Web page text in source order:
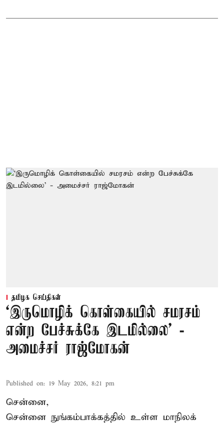
தமிழக செய்திகள்
‘இருமொழிக் கொள்கையில் சமரசம்
என்ற பேச்சுக்கே இடமில்லை’ -
அமைச்சர் ராஜ்மோகன்
Published on: 19 May 2026, 8:21 pm
சென்னை,
சென்னை நுங்கம்பாக்கத்தில் உள்ள மாநிலக்